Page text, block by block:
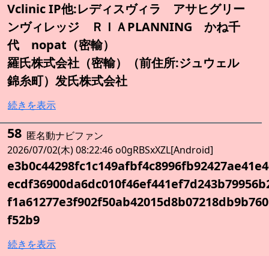
Vclinic IP他:レディスヴィラ アサヒグリー
ンヴィレッジ ＲＩＡPLANNING かね千
代 nopat（密輸）
羅氏株式会社（密輸）（前住所:ジュウェル
錦糸町）发氏株式会社
続きを表示
58 匿名動ナビファン
2026/07/02(木) 08:22:46 o0gRBSxXZL[Android]
f52b9
続きを表示